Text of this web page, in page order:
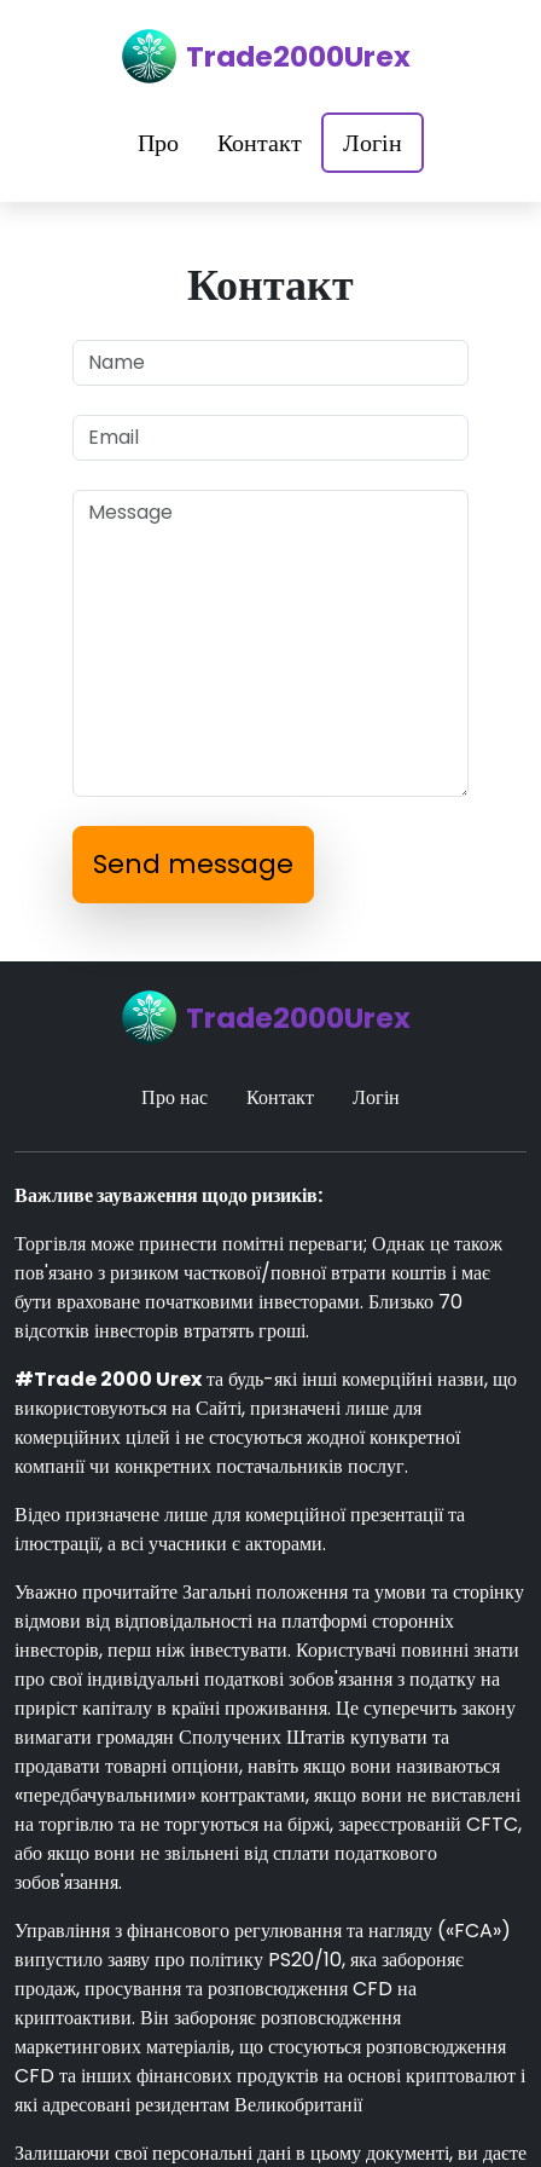
Trade2000Urex
Про Контакт Логін
Контакт
Send message
Trade2000Urex
Про нас Контакт Логін
Важливе зауваження щодо ризиків:
Торгівля може принести помітні переваги; Однак це також
пов'язано з ризиком часткової/повної втрати коштів і має
бути враховане початковими інвесторами. Близько 70
відсотків інвесторів втратять гроші.
#Trade 2000 Urexта будь-які інші комерційні назви, що
використовуються на Сайті, призначені лише для
комерційних цілей і не стосуються жодної конкретної
компанії чи конкретних постачальників послуг.
Відео призначене лише для комерційної презентації та
ілюстрації, а всі учасники є акторами.
Уважно прочитайте Загальні положення та умови та сторінку
відмови від відповідальності на платформі сторонніх
інвесторів, перш ніж інвестувати. Користувачі повинні знати
про свої індивідуальні податкові зобов'язання з податку на
приріст капіталу в країні проживання. Це суперечить закону
вимагати громадян Сполучених Штатів купувати та
продавати товарні опціони, навіть якщо вони називаються
«передбачувальними» контрактами, якщо вони не виставлені
на торгівлю та не торгуються на біржі, зареєстрованій CFTC,
або якщо вони не звільнені від сплати податкового
зобов'язання.
Управління з фінансового регулювання та нагляду («FCA»)
випустило заяву про політику PS20/10, яка забороняє
продаж, просування та розповсюдження CFD на
криптоактиви. Він забороняє розповсюдження
маркетингових матеріалів, що стосуються розповсюдження
CFD та інших фінансових продуктів на основі криптовалют і
які адресовані резидентам Великобританії
Залишаючи свої персональні дані в цьому документі, ви даєте